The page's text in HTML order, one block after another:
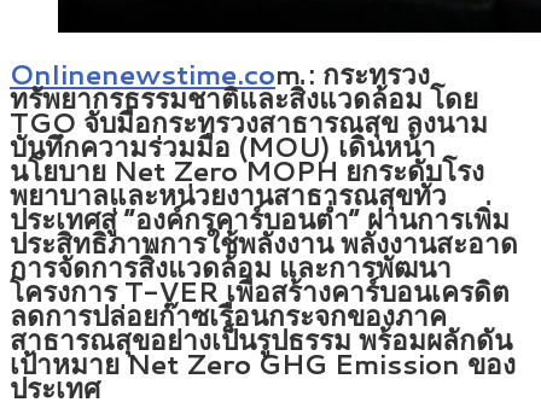
Onlinenewstime.com : กระทรวง
ทรัพยากรธรรมชาติและสิ่งแวดล้อม โดย
TGO จับมือกระทรวงสาธารณสุข ลงนาม
บันทึกความร่วมมือ (MOU) เดินหน้า
นโยบาย Net Zero MOPH ยกระดับโรง
พยาบาลและหน่วยงานสาธารณสุขทั่ว
ประเทศสู่ “องค์กรคาร์บอนต่ำ” ผ่านการเพิ่ม
ประสิทธิภาพการใช้พลังงาน พลังงานสะอาด
การจัดการสิ่งแวดล้อม และการพัฒนา
โครงการ T-VER เพื่อสร้างคาร์บอนเครดิต
ลดการปล่อยก๊าซเรือนกระจกของภาค
สาธารณสุขอย่างเป็นรูปธรรม พร้อมผลักดัน
เป้าหมาย Net Zero GHG Emission ของ
ประเทศ